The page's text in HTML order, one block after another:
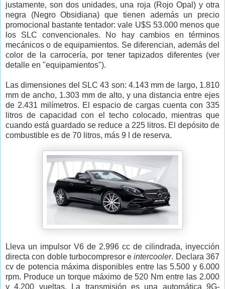
justamente, son dos unidades, una roja (Rojo Opal) y otra
negra (Negro Obsidiana) que tienen además un precio
promocional bastante tentador: vale U$S 53.000 menos que
los SLC convencionales. No hay cambios en términos
mecánicos o de equipamientos. Se diferencian, además del
color de la carrocería, por tener tapizados diferentes (ver
detalle en "equipamientos").
Las dimensiones del SLC 43 son: 4.143 mm de largo, 1.810
mm de ancho, 1.303 mm de alto, y una distancia entre ejes
de 2.431 milímetros. El espacio de cargas cuenta con 335
litros de capacidad con el techo colocado, mientras que
cuando está guardado se reduce a 225 litros. El depósito de
combustible es de 70 litros, más 9 l de reserva.
Lleva un impulsor V6 de 2.996 cc de cilindrada, inyección
directa con doble turbocompresor eintercooler. Declara 367
cv de potencia máxima disponibles entre las 5.500 y 6.000
rpm. Produce un torque máximo de 520 Nm entre las 2.000
y 4.200 vueltas. La transmisión es una automática 9G-